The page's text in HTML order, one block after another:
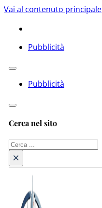
Vai al contenuto principale
Pubblicità
Pubblicità
Cerca nel sito
Cerca
×